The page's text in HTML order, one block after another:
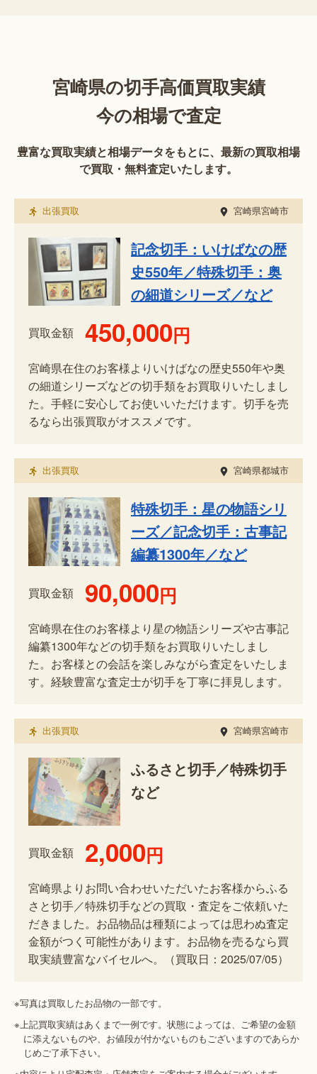
宮崎県の切手高価買取実績
今の相場で査定
豊富な買取実績と相場データをもとに、最新の買取相場
で買取・無料査定いたします。
出張買取 宮崎県宮崎市
記念切手：いけばなの歴
史550年／特殊切手：奥
の細道シリーズ／など
買取金額 450,000円
宮崎県在住のお客様よりいけばなの歴史550年や奥
の細道シリーズなどの切手類をお買取りいたしまし
た。手軽に安心してお使いいただけます。切手を売
るなら出張買取がオススメです。
出張買取 宮崎県都城市
特殊切手：星の物語シリ
ーズ／記念切手：古事記
編纂1300年／など
買取金額 90,000円
宮崎県在住のお客様より星の物語シリーズや古事記
編纂1300年などの切手類をお買取りいたしまし
た。お客様との会話を楽しみながら査定をいたしま
す。経験豊富な査定士が切手を丁寧に拝見します。
出張買取 宮崎県宮崎市
ふるさと切手／特殊切手
など
買取金額 2,000円
宮崎県よりお問い合わせいただいたお客様からふる
さと切手／特殊切手などの買取・査定をご依頼いた
だきました。お品物品は種類によっては思わぬ査定
金額がつく可能性があります。お品物を売るなら買
取実績豊富なバイセルへ。（買取日：2025/07/05）
※写真は買取したお品物の一部です。
※上記買取実績はあくまで一例です。状態によっては、ご希望の金額
に添えないものや、お値段が付かないものもございますのであらか
じめご了承下さい。